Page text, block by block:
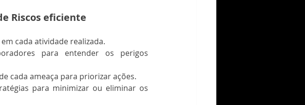
Riscos eficiente
cada atividade realizada.
para entender os perigos
cada ameaça para priorizar ações.
para minimizar ou eliminar os